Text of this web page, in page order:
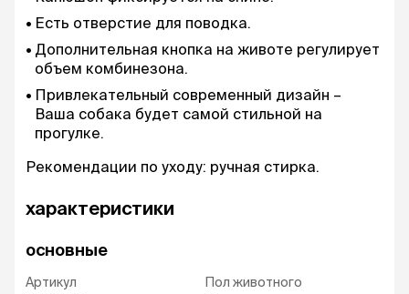
Есть отверстие для поводка.
Дополнительная кнопка на животе регулирует
объем комбинезона.
Привлекательный современный дизайн –
Ваша собака будет самой стильной на
прогулке.
Рекомендации по уходу: ручная стирка.
характеристики
основные
Артикул
Пол животного